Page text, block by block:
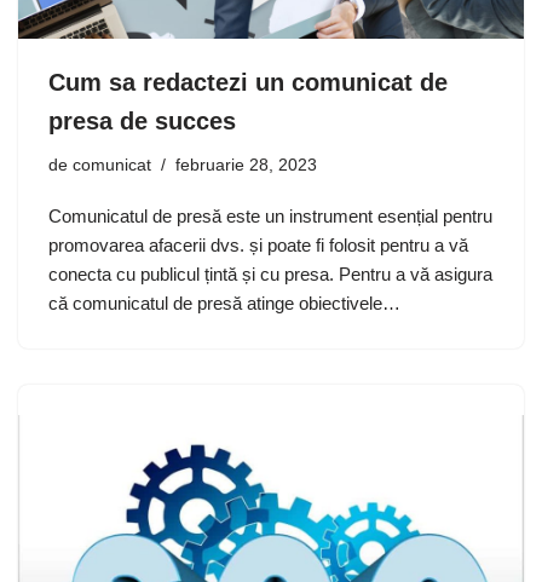
Cum sa redactezi un comunicat de
presa de succes
de comunicat februarie 28, 2023
Comunicatul de presă este un instrument esențial pentru
promovarea afacerii dvs. și poate fi folosit pentru a vă
conecta cu publicul țintă și cu presa. Pentru a vă asigura
că comunicatul de presă atinge obiectivele…